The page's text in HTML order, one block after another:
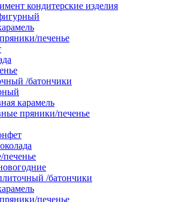
кондитерские изделия
печенье
/батончики
карамель
пряники/печенье
/батончики
печенье